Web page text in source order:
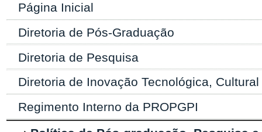
Página Inicial
Diretoria de Pós-Graduação
Diretoria de Pesquisa
Diretoria de Inovação Tecnológica,
Regimento Interno da PROPGPI